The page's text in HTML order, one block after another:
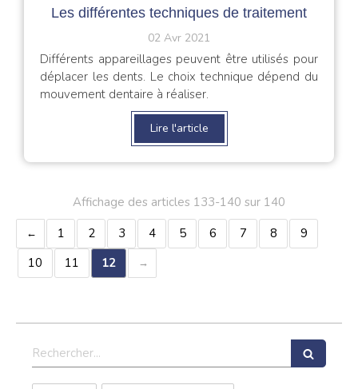
Les différentes techniques de traitement
02 Avr 2021
Différents appareillages peuvent être utilisés pour
déplacer les dents. Le choix technique dépend du
mouvement dentaire à réaliser.
Lire l'article
Affichage des articles 133-140 sur 140
1
2 3 4 5 6 7 8
9
10
11 12
Rechercher